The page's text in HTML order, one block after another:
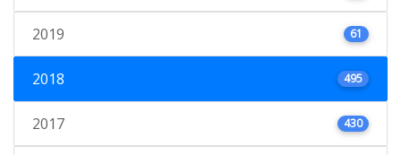
2019 61
2018 495
2017 430